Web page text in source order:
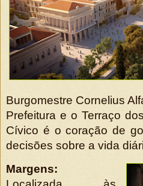
Burgomestre Cornelius
Prefeitura e o Terraço
Cívico é o coração de
decisões sobre a vida
Margens: